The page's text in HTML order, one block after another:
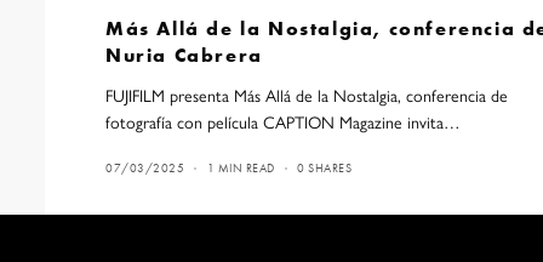
Más Allá de la Nostalgia, conferencia
Nuria Cabrera
FUJIFILM presenta Más Allá de la Nostalgia, conferencia de
fotografía con película CAPTION Magazine invita…
07/03/2025 1 MIN READ 0 SHARES